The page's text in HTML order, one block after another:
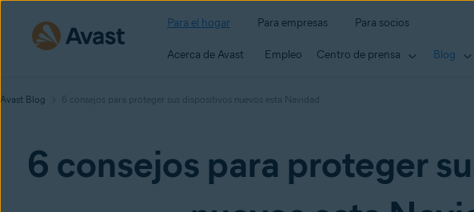
Para el hogar Para empresas Para socios
Acerca de Avast Empleo Centro de prensa Blog
Avast Blog 6 consejos para proteger sus dispositivos nuevos esta Navidad
6 consejos para proteger